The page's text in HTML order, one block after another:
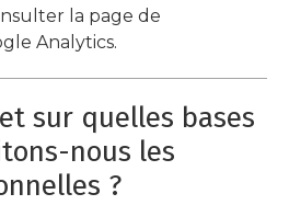
la page de
Analytics.
sur quelles bases
nous les
?